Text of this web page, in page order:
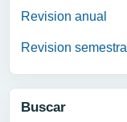
Revision anual
Revision semestral
Buscar